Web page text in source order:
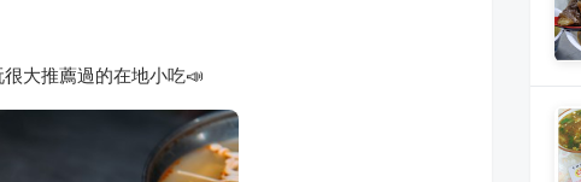
大推薦過的在地小吃📣